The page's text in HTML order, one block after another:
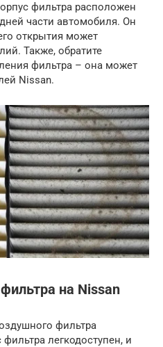
фильтра расположен
части автомобиля. Он
открытия может
Также, обратите
фильтра – она может
Nissan.
на Nissan
фильтра
легкодоступен, и